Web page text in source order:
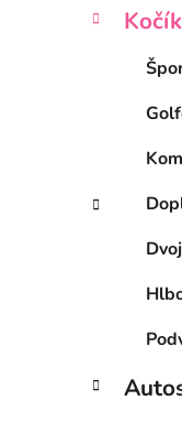
l